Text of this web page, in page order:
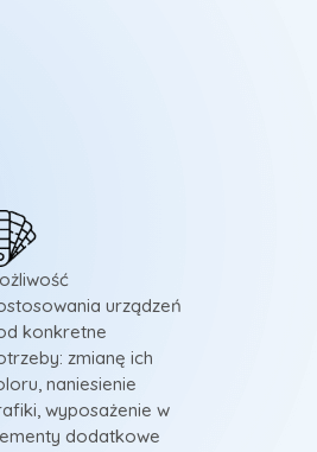
urządzeń
konkretne
zmianę ich
naniesienie
wyposażenie w
dodatkowe